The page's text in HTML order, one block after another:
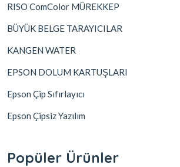
RISO ComColor MÜREKKEP
BÜYÜK BELGE TARAYICILAR
KANGEN WATER
EPSON DOLUM KARTUŞLARI
Epson Çip Sıfırlayıcı
Epson Çipsiz Yazılım
Popüler Ürünler